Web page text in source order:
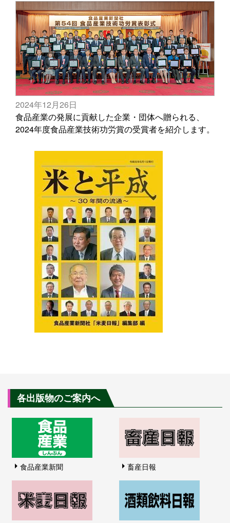
2024年12月26日
食品産業の発展に貢献した企業・団体へ贈られる、
2024年度食品産業技術功労賞の受賞者を紹介します。
各出版物のご案内へ
食品産業新聞 畜産日報